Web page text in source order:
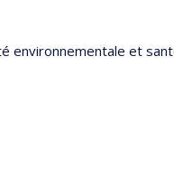
environnementale et